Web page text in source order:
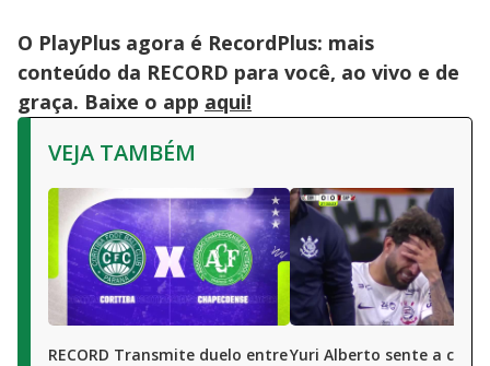
O PlayPlus agora é RecordPlus: mais
conteúdo da RECORD para você, ao vivo e de
graça. Baixe o app aqui!
VEJA TAMBÉM
RECORD Transmite duelo entreYuri Alberto sente a coxa